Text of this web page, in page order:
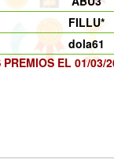
FILLU*
dola61
PREMIOS EL 01/03/